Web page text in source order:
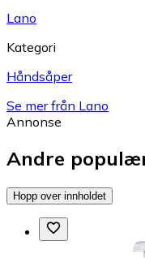
Lano
Kategori
Håndsåper
Se mer från Lano
Annonse
Andre
Hopp over innholdet